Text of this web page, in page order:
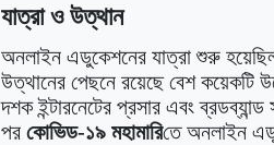
যাত্রা ও উত্থান
অনলাইন এডুকেশনের যাত্রা শুরু
উত্থানের পেছনে রয়েছে বেশ
দশক ইন্টারনেটের প্রসার এবং
পর কোভিড-১৯ মহামারিতে অনলাইন